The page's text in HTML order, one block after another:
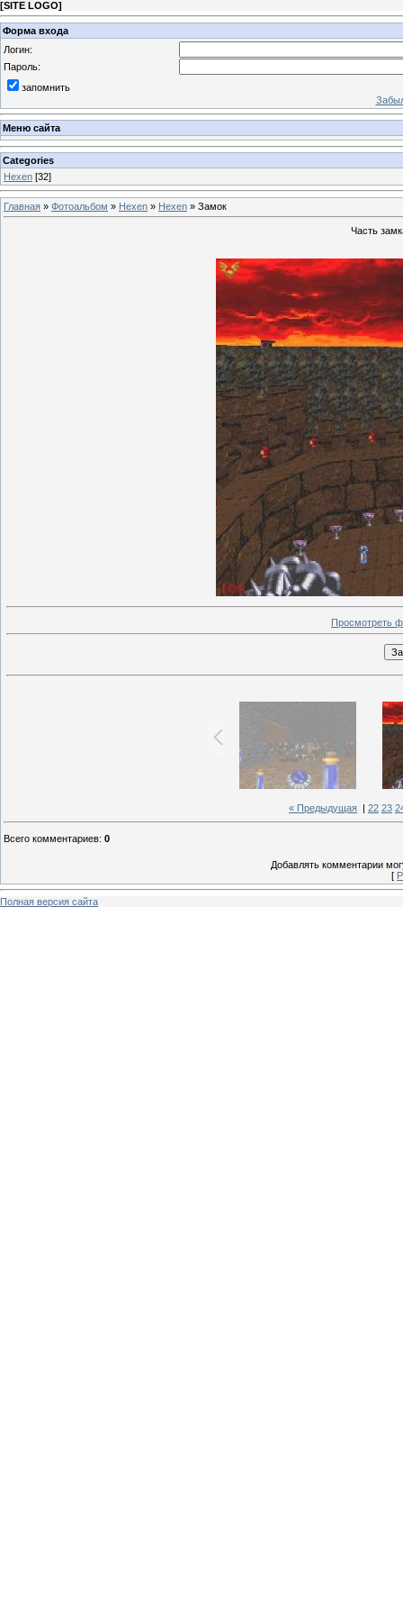
[SITE LOGO]
Форма входа
Логин:
Пароль:
запомнить
Меню сайта
Categories
Hexen [32]
Главная » Фотоальбом » Hexen » Hexen » Замок
Часть
Просмотреть
« Предыдущая 22 23
Всего комментариев: 0
Добавлять комментарии
[
Полная версия сайта